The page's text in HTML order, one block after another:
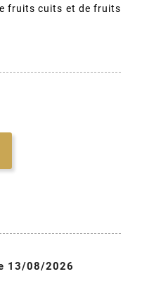
fruits cuits et de fruits
13/08/2026